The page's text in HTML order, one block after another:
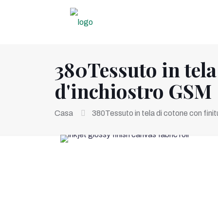
380Tessuto in
d'inchiostro GSM
Casa 380Tessuto in tela di cotone con